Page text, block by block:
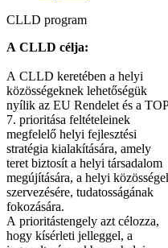
CLLD program
A CLLD célja:
A CLLD keretében a helyi
közösségeknek lehetőségük
nyílik az EU Rendelet és a
7. prioritása feltételeinek
megfelelő helyi fejlesztési
stratégia kialakítására, amely
teret biztosít a helyi társadalom
megújítására, a helyi
szervezésére, tudatosságának
fokozására.
A prioritástengely azt célozza,
hogy kísérleti jelleggel, a